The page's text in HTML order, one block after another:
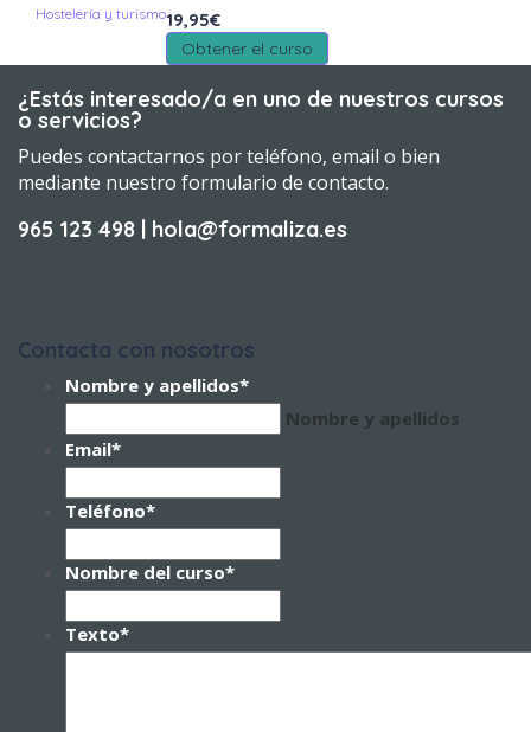
Hostelería y turismo19,95€
Obtener el curso
¿Estás interesado/a en uno de nuestros cursos
o servicios?
Puedes contactarnos por teléfono, email o bien
mediante nuestro formulario de contacto.
965 123 498 | hola@formaliza.es
Contacta con nosotros
Nombre y apellidos*
Nombre y apellidos
Email*
Teléfono*
Nombre del curso*
Texto*